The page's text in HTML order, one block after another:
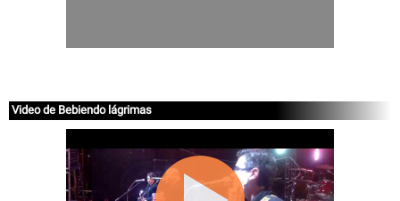
Video de Bebiendo lágrimas